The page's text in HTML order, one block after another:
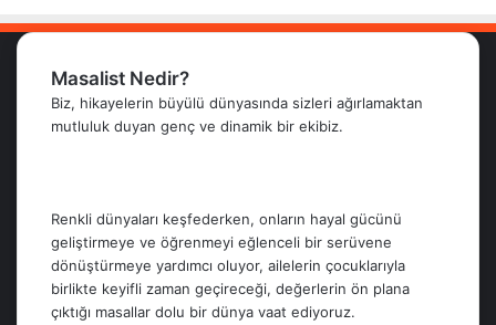
Masalist Nedir?
Biz, hikayelerin büyülü dünyasında sizleri ağırlamaktan
mutluluk duyan genç ve dinamik bir ekibiz.
Renkli dünyaları keşfederken, onların hayal gücünü
geliştirmeye ve öğrenmeyi eğlenceli bir serüvene
dönüştürmeye yardımcı oluyor, ailelerin çocuklarıyla
birlikte keyifli zaman geçireceği, değerlerin ön plana
çıktığı masallar dolu bir dünya vaat ediyoruz.